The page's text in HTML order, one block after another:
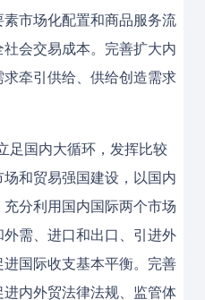
市场化配置和商品服务流
会交易成本。完善扩大内
牵引供给、供给创造需求
足国内大循环，发挥比较
和贸易强国建设，以国内
分利用国内国际两个市场
需、进口和出口、引进外
国际收支基本平衡。完善
内外贸法律法规、监管体